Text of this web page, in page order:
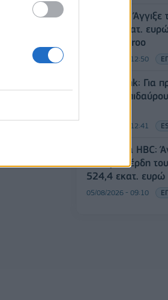
Evergood:
Στα 10 εκατ.
του Jackaroo
05/08/2026 - 12:50
Alpha Bank: Για
Θέατρο
05/08/2026 - 12:41
Coca-Cola HBC:
καθαρά κέρδη
524,4 εκατ. ευρώ
05/08/2026 - 09:10